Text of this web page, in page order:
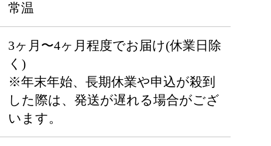
常温
3ヶ月〜4ヶ月程度でお届け(休業日除
く)
※年末年始、長期休業や申込が殺到
した際は、発送が遅れる場合がござ
います。